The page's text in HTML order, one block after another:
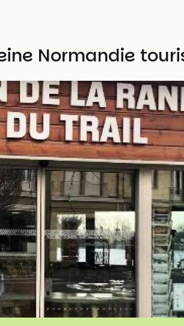
Normandie